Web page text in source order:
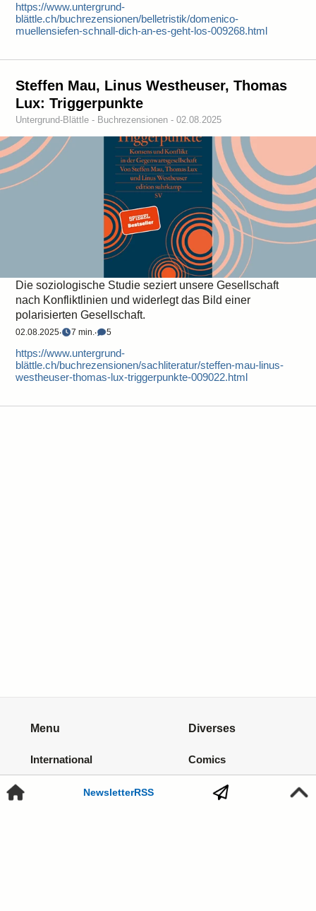
NewsletterRSS
https://www.untergrund-
blättle.ch/buchrezensionen/belletristik/domenico-
muellensiefen-schnall-dich-an-es-geht-los-009268.html
Steffen Mau, Linus Westheuser, Thomas
Lux: Triggerpunkte
Untergrund-Blättle - Buchrezensionen - 02.08.2025
Die soziologische Studie seziert unsere Gesellschaft
nach Konfliktlinien und widerlegt das Bild einer
polarisierten Gesellschaft.
02.08.2025‧ 7 min.‧ 5
https://www.untergrund-
blättle.ch/buchrezensionen/sachliteratur/steffen-mau-linus-
westheuser-thomas-lux-triggerpunkte-009022.html
Menu
International
Diverses
Comics